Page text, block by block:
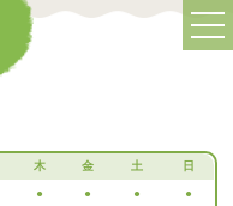
木 金 土 日
● ● ● ●